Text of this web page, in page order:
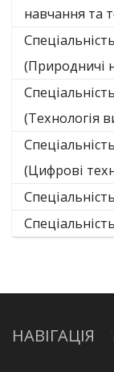
навчання та
(Природничі
(Технологія
(Цифрові
НАВІГАЦІЯ